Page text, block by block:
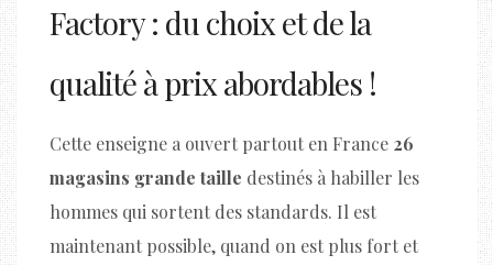
Factory : du choix et de la
qualité à prix abordables !
Cette enseigne a ouvert partout en France 26
magasins grande taille destinés à habiller les
hommes qui sortent des standards. Il est
maintenant possible, quand on est plus fort et